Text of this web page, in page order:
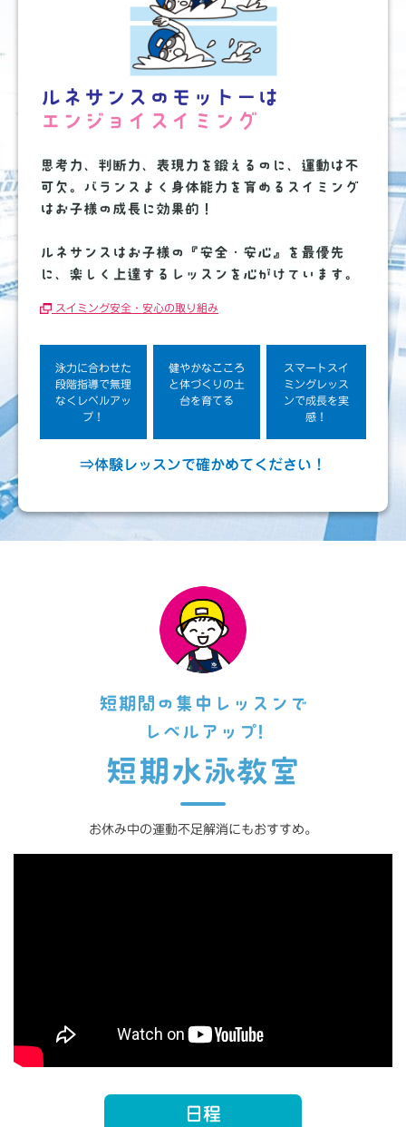
ルネサンスのモットーは
エンジョイスイミング
思考力、判断力、表現力を鍛えるのに、運動は不
可欠。 バランスよく身体能力を育めるスイミング
はお子様の成長に効果的！
ルネサンスはお子様の『安全・安心』を最優先
に、楽しく上達するレッスンを心がけています。
スイミング安全・安心の取り組み
泳力に合わせた
段階指導で無理
なくレベルアッ
プ！
健やかなこころ
と体づくりの土
台を育てる
スマートスイ
ミングレッス
ンで成長を実
感！
⇒体験レッスンで確かめてください！
短期間の集中レッスンで
レベルアップ!
短期水泳教室
お休み中の運動不足解消にもおすすめ。
日程